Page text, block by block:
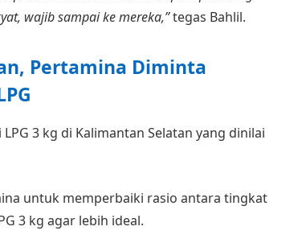
wajib sampai ke mereka,”tegas Bahlil.
Pertamina Diminta
3 kg di Kalimantan Selatan yang dinilai
untuk memperbaiki rasio antara tingkat
3 kg agar lebih ideal.